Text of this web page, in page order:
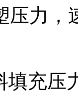
压力，
填充压